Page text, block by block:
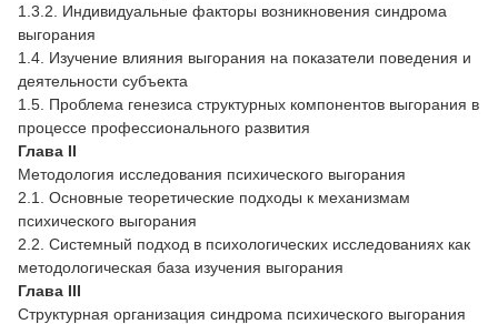
1.3.2. Индивидуальные факторы возникновения синдрома
выгорания
1.4. Изучение влияния выгорания на показатели поведения и
деятельности субъекта
1.5. Проблема генезиса структурных компонентов выгорания в
процессе профессионального развития
Глава II
Методология исследования психического выгорания
2.1. Основные теоретические подходы к механизмам
психического выгорания
2.2. Системный подход в психологических исследованиях как
методологическая база изучения выгорания
Глава III
Структурная организация синдрома психического выгорания